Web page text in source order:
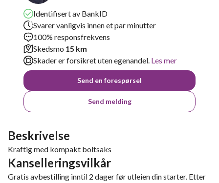
Identifisert av BankID
Svarer vanligvis innen et par minutter
100% responsfrekvens
Skedsmo 15 km
Skader er forsikret uten egenandel. Les mer
Send en forespørsel
Send melding
Beskrivelse
Kraftig med kompakt boltsaks
Kanselleringsvilkår
Gratis avbestilling inntil 2 dager før utleien din starter. Etter